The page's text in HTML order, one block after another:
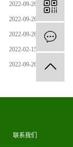
2022-09-26
2022-09-26
2022-09-26
2022-02-15
2022-09-26
联系我们